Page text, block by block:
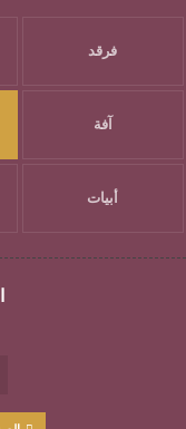
فرقد
آفة
أبيات